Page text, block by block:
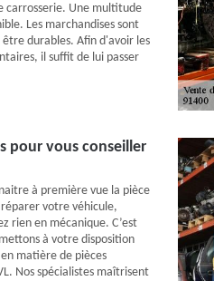
carrosserie. Une multitude
Les marchandises sont
durables. Afin d'avoir les
il suffit de lui passer
pour vous conseiller
à première vue la pièce
votre véhicule,
rien en mécanique. C’est
à votre disposition
matière de pièces
Nos spécialistes maîtrisent